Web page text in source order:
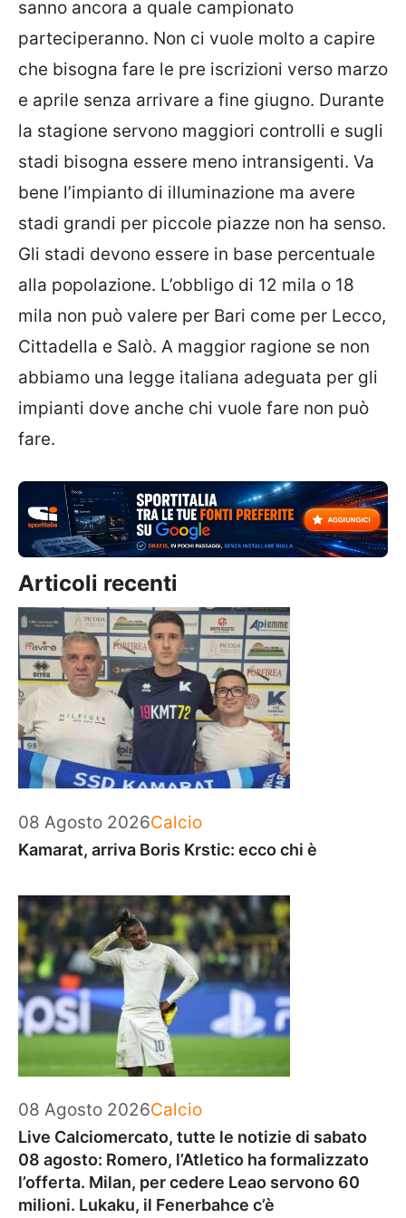
sanno ancora a quale campionato
parteciperanno. Non ci vuole molto a capire
che bisogna fare le pre iscrizioni verso marzo
e aprile senza arrivare a fine giugno. Durante
la stagione servono maggiori controlli e sugli
stadi bisogna essere meno intransigenti. Va
bene l’impianto di illuminazione ma avere
stadi grandi per piccole piazze non ha senso.
Gli stadi devono essere in base percentuale
alla popolazione. L’obbligo di 12 mila o 18
mila non può valere per Bari come per Lecco,
Cittadella e Salò. A maggior ragione se non
abbiamo una legge italiana adeguata per gli
impianti dove anche chi vuole fare non può
fare.
Articoli recenti
08 Agosto 2026Categorie
Calcio
Kamarat, arriva Boris Krstic: ecco chi è
08 Agosto 2026Categorie
Calcio
Live Calciomercato, tutte le notizie di sabato
08 agosto: Romero, l’Atletico ha formalizzato
l’offerta. Milan, per cedere Leao servono 60
milioni. Lukaku, il Fenerbahce c’è